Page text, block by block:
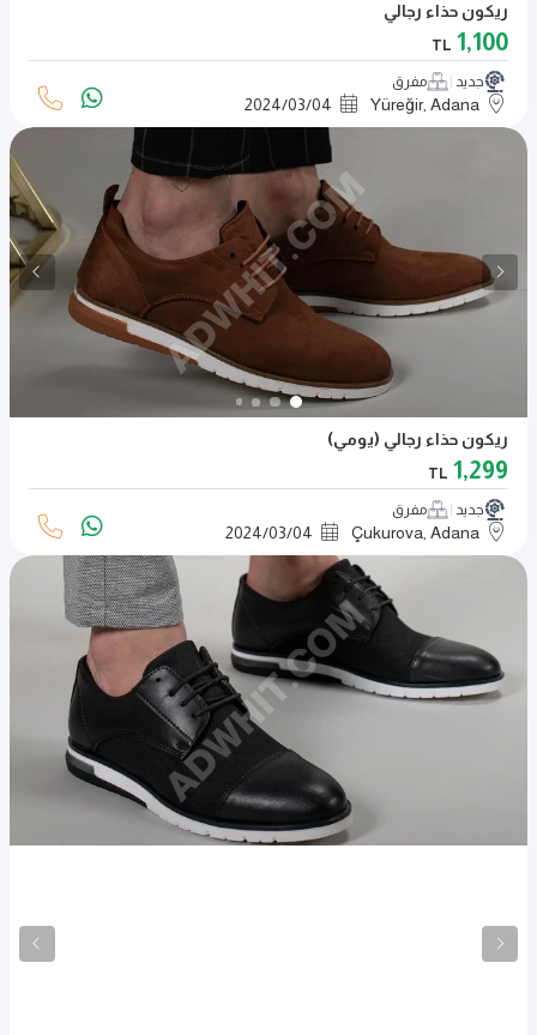
ريكون حذاء رجالي
1,100
TL
جديد مفرق
Yüreğir, Adana
2024/03/04
ريكون حذاء رجالي (يومي)
1,299
TL
جديد مفرق
Çukurova, Adana
2024/03/04